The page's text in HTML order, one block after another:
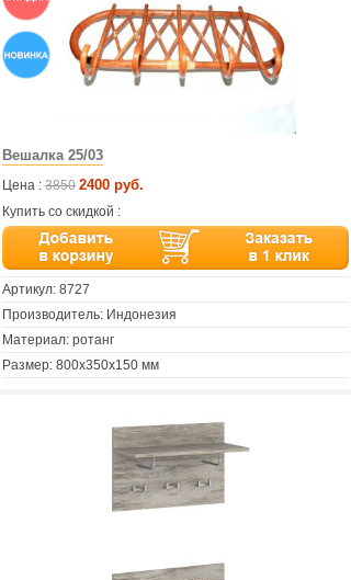
Вешалка 25/03
Цена : 3850 2400 руб.
Купить со скидкой :
Артикул: 8727
Производитель: Индонезия
Материал: ротанг
Размер: 800х350х150 мм